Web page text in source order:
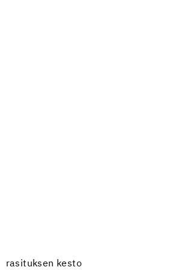
rasituksen kesto